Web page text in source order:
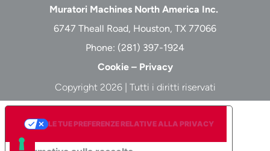
Muratori Machines North America Inc.
6747 Theall Road, Houston, TX 77066
Phone: (281) 397-1924
Cookie– Privacy
Copyright 2026 | Tutti i diritti riservati
LE TUE PREFERENZE RELATIVE ALLA PRIVACY